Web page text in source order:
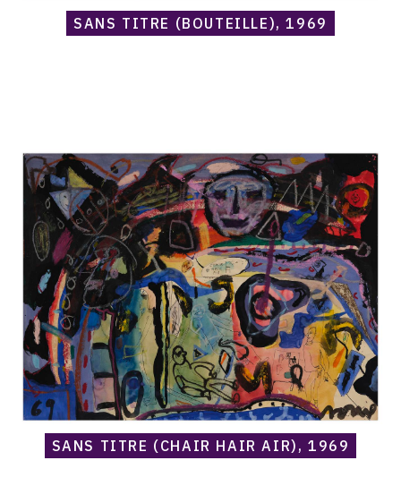
SANS TITRE (BOUTEILLE), 1969
Norris
Embry,
Sans
titre
(Chair
Hair
Air),
1969
SANS TITRE (CHAIR HAIR AIR), 1969